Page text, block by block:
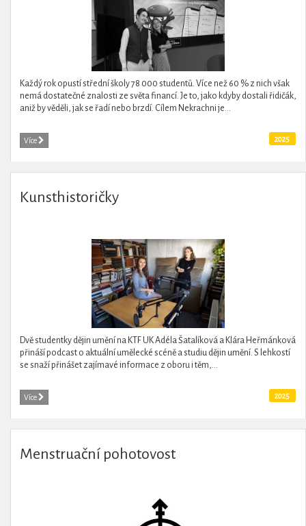
Každý rok opustí střední školy 78 000 studentů. Více než 60 % z nich však
nemá dostatečné znalosti ze světa financí. Je to, jako kdyby dostali řidičák,
aniž by věděli, jak se řadí nebo brzdí. Cílem Nekrachni je...
Více 2025
Kunsthistoričky
Dvě studentky dějin umění na KTF UK Adéla Šatalíková a Klára Heřmánková
přináší podcast o aktuální umělecké scéně a studiu dějin umění. S lehkostí
se snaží přinášet zajímavé informace z oboru i těm,...
Více 2025
Menstruační pohotovost